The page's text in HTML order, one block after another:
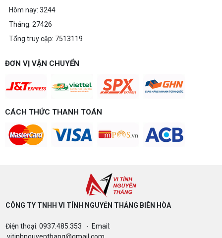
Hôm nay: 3244
Tháng: 27426
Tổng truy cập: 7513119
ĐƠN VỊ VẬN CHUYỂN
CÁCH THỨC THANH TOÁN
CÔNG TY TNHH VI TÍNH NGUYỄN THẮNG BIÊN HÒA​
Điện thoại: 0937.485.353 - Email: